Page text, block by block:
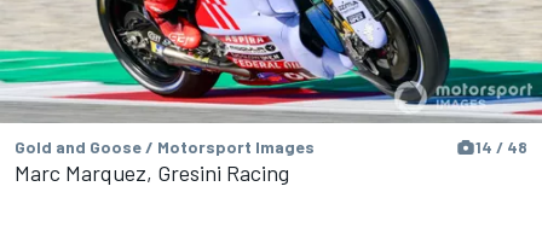
Gold and Goose / Motorsport Images 14 / 48
Marc Marquez, Gresini Racing